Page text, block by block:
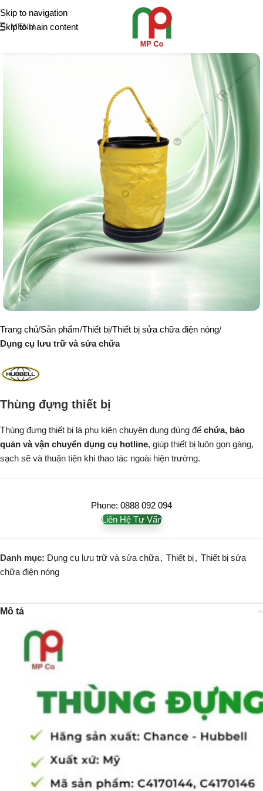
Skip to navigation
Skip to main content
MENU
Trang chủ Sản phẩm Thiết bị Thiết bị sửa chữa điện nóng
Dụng cụ lưu trữ và sửa chữa
Thùng đựng thiết bị
Thùng đựng thiết bị là phụ kiện chuyên dụng dùng để chứa, bảo
quản và vận chuyển dụng cụ hotline, giúp thiết bị luôn gọn gàng,
sạch sẽ và thuận tiện khi thao tác ngoài hiện trường.
Phone: 0888 092 094
Liên Hệ Tư Vấn
Danh mục: Dụng cụ lưu trữ và sửa chữa, Thiết bị, Thiết bị sửa
chữa điện nóng
Mô tả